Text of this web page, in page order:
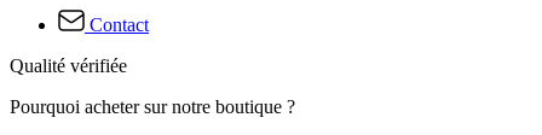
Contact
Qualité vérifiée
Pourquoi acheter sur notre boutique ?